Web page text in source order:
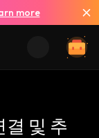
more
및 추